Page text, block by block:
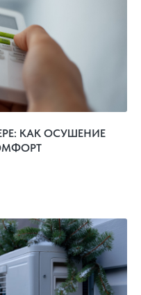
КАК ОСУШЕНИЕ